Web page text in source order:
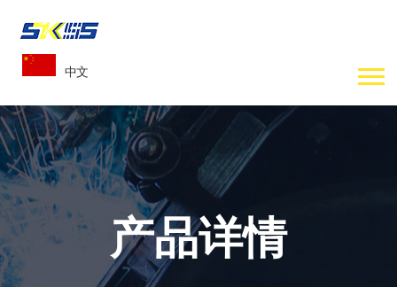
中文
产品详情